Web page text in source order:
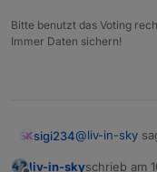
Bitte benutzt das Voting
Immer Daten sichern!
sigi234@liv-in-sky
liv-in-skyschrieb am